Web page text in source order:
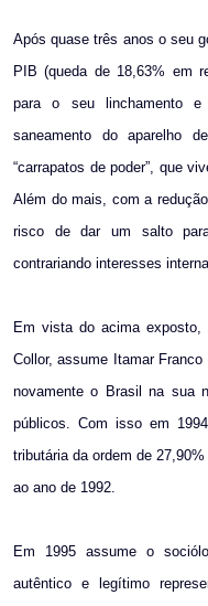
Após quase três anos o seu
PIB (queda de 18,63% em
para o seu linchamento
saneamento do aparelho
“carrapatos de poder”, que
Além do mais, com a
risco de dar um salto
contrariando interesses
Em vista do acima
Collor, assume Itamar Franco
novamente o Brasil na sua
públicos. Com isso em
tributária da ordem de
ao ano de 1992.
Em 1995 assume o
autêntico e legítimo